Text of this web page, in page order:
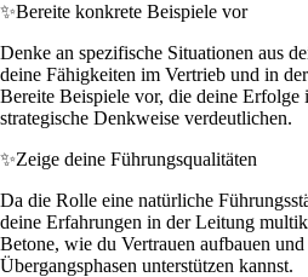
✨Bereite konkrete Beispiele vor
Denke an spezifische Situationen aus
deine Fähigkeiten im Vertrieb und in
Bereite Beispiele vor, die deine
strategische Denkweise verdeutlichen.
✨Zeige deine Führungsqualitäten
Da die Rolle eine natürliche
deine Erfahrungen in der Leitung
Betone, wie du Vertrauen aufbauen
Übergangsphasen unterstützen kannst.